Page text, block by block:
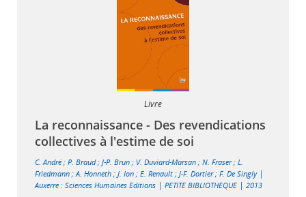
Livre
La reconnaissance - Des revendications
collectives à l'estime de soi
C. André ; P. Braud; J-P. Brun ; V. Duviard-Marsan ; N. Fraser; L.
Friedmann ;A. Honneth ; J. Ion ; E. Renault ; J-F. Dortier; F. De Singly |
Auxerre : Sciences Humaines Editions | PETITE BIBLIOTHEQUE | 2013